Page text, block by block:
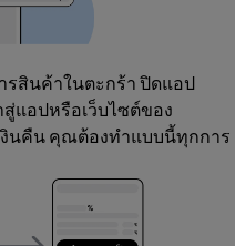
รสินค้าในตะกร้า ปิดแอป
สู่แอปหรือเว็บไซต์ของ
งินคืน คุณต้องทำแบบนี้ทุกการ